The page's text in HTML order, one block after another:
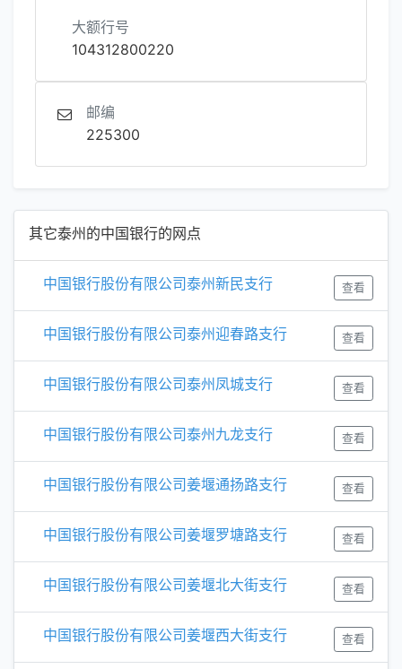
大额行号
104312800220
邮编
225300
其它泰州的中国银行的网点
查看
中国银行股份有限公司泰州新民支行
查看
中国银行股份有限公司泰州迎春路支行
查看
中国银行股份有限公司泰州凤城支行
查看
中国银行股份有限公司泰州九龙支行
查看
中国银行股份有限公司姜堰通扬路支行
查看
中国银行股份有限公司姜堰罗塘路支行
查看
中国银行股份有限公司姜堰北大街支行
查看
中国银行股份有限公司姜堰西大街支行